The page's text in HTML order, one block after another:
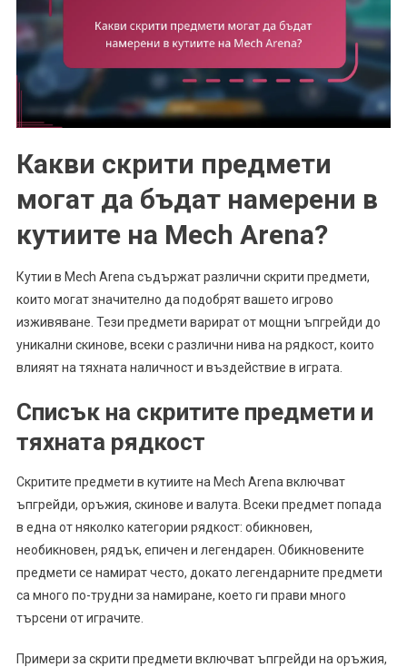
Какви скрити предмети
могат да бъдат намерени в
кутиите на Mech Arena?
Кутии в Mech Arena съдържат различни скрити предмети,
които могат значително да подобрят вашето игрово
изживяване. Тези предмети варират от мощни ъпгрейди до
уникални скинове, всеки с различни нива на рядкост, които
влияят на тяхната наличност и въздействие в играта.
Списък на скритите предмети и
тяхната рядкост
Скритите предмети в кутиите на Mech Arena включват
ъпгрейди, оръжия, скинове и валута. Всеки предмет попада
в една от няколко категории рядкост: обикновен,
необикновен, рядък, епичен и легендарен. Обикновените
предмети се намират често, докато легендарните предмети
са много по-трудни за намиране, което ги прави много
търсени от играчите.
Примери за скрити предмети включват ъпгрейди на оръжия,